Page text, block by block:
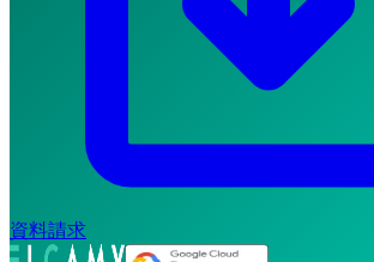
資料請求